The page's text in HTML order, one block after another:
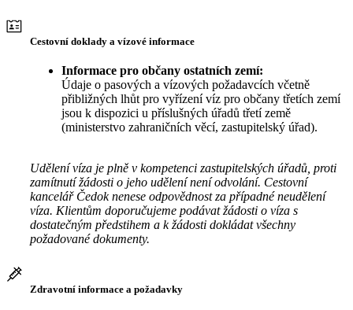
Cestovní doklady a vízové informace
Informace pro občany ostatních zemí:
Údaje o pasových a vízových požadavcích včetně
přibližných lhůt pro vyřízení víz pro občany třetích zemí
jsou k dispozici u příslušných úřadů třetí země
(ministerstvo zahraničních věcí, zastupitelský úřad).
Udělení víza je plně v kompetenci zastupitelských úřadů, proti
zamítnutí žádosti o jeho udělení není odvolání. Cestovní
kancelář Čedok nenese odpovědnost za případné neudělení
víza. Klientům doporučujeme podávat žádosti o víza s
dostatečným předstihem a k žádosti dokládat všechny
požadované dokumenty.
Zdravotní informace a požadavky